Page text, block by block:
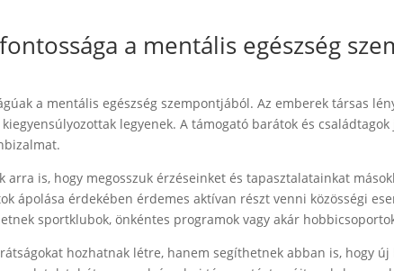
a mentális egészség
a mentális egészség szempontjából. Az emberek társas
legyenek. A támogató barátok és
arra is, hogy megosszuk érzéseinket és tapasztalatainkat
ápolása érdekében érdemes aktívan részt venni közösségi
sportklubok, önkéntes programok vagy akár
hozhatnak létre, hanem segíthetnek abban is, hogy